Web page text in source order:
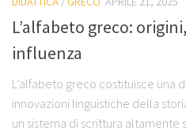
L’alfabeto greco:
influenza
L’alfabeto greco costituisce una
innovazioni linguistiche della
un sistema di scrittura